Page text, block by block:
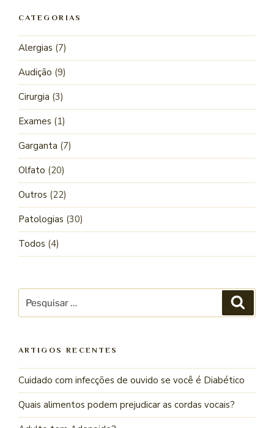
CATEGORIAS
Alergias (7)
Audição (9)
Cirurgia (3)
Exames (1)
Garganta (7)
Olfato (20)
Outros (22)
Patologias (30)
Todos (4)
ARTIGOS RECENTES
Cuidado com infecções de ouvido se você é Diabético
Quais alimentos podem prejudicar as cordas vocais?